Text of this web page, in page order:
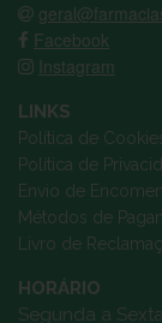
Facebook
Instagram
LINKS
Política de
Política de
Envio de
Métodos de
Livro de
HORÁRIO
Segunda a